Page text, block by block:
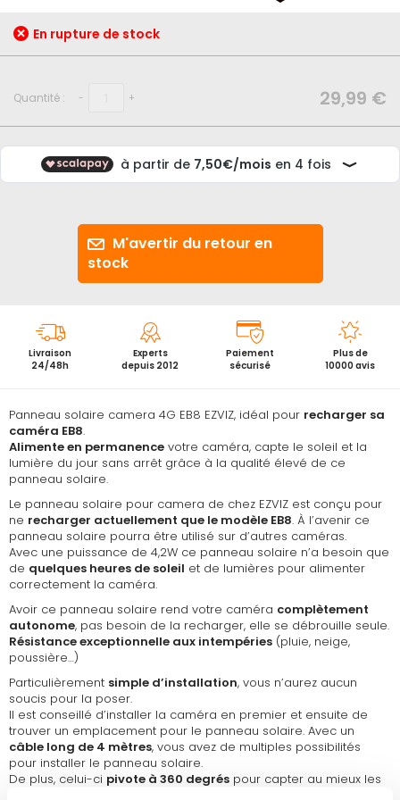
de
la
Panneau solaire camera 4G EB8 EZVIZ, idéal pour recharger sa
caméra EB8.
Alimente en permanence votre caméra, capte le soleil et la
lumière du jour sans arrêt grâce à la qualité élevé de ce
panneau solaire.
Le panneau solaire pour camera de chez EZVIZ est conçu pour
ne recharger actuellement que le modèle EB8. À l’avenir ce
panneau solaire pourra être utilisé sur d’autres caméras.
Avec une puissance de 4,2W ce panneau solaire n’a besoin que
de quelques heures de soleil et de lumières pour alimenter
correctement la caméra.
Avoir ce panneau solaire rend votre caméra complètement
autonome, pas besoin de la recharger, elle se débrouille seule.
Résistance exceptionnelle aux intempéries (pluie, neige,
poussière…)
Particulièrement simple d’installation, vous n’aurez aucun
soucis pour la poser.
Il est conseillé d’installer la caméra en premier et ensuite de
trouver un emplacement pour le panneau solaire. Avec un
câble long de 4 mètres, vous avez de multiples possibilités
pour installer le panneau solaire.
De plus, celui-ci pivote à 360 degrés pour capter au mieux les
En rupture de stock
Quantité : - + 29,99 €
M'avertir du retour en
stock
Livraison
24/48h
Experts
depuis 2012
Paiement
sécurisé
Plus de
10000 avis